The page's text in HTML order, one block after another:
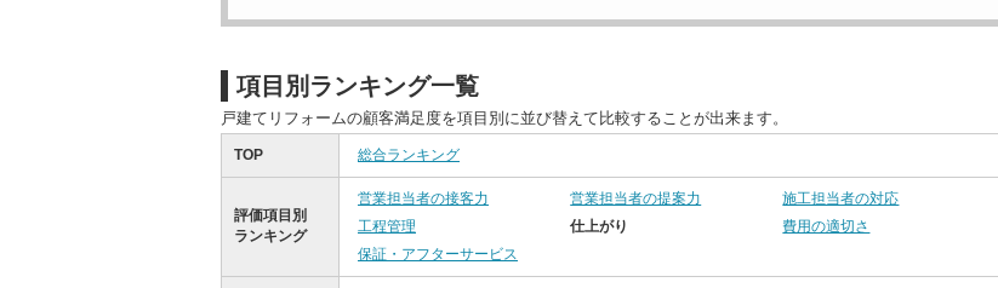
項目別ランキング一覧
戸建てリフォームの顧客満足度を項目別に並び替えて比較することが出来ます。
TOP 総合ランキング
評価項目別
ランキング
営業担当者の接客力 営業担当者の提案力
施工担当者の対応
工程管理
仕上がり
費用の適切さ
保証・アフターサービス